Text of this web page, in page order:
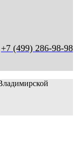
+7 (499) 286-98-98